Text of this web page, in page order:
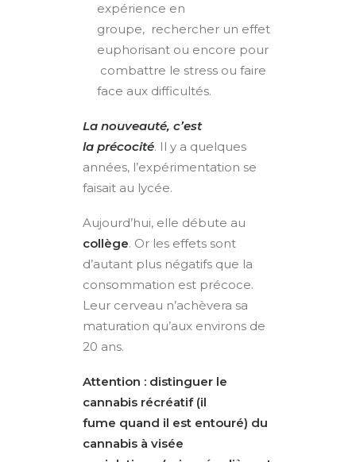
expérience en
groupe, rechercher un effet
euphorisant ou encore pour
combattre le stress ou faire
face aux difficultés.
La nouveauté, c’est
la précocité. Il y a quelques
années, l’expérimentation se
faisait au lycée.
Aujourd’hui, elle débute au
collège. Or les effets sont
d’autant plus négatifs que la
consommation est précoce.
Leur cerveau n’achèvera sa
maturation qu’aux environs de
20 ans.
Attention : distinguer le
cannabisrécréatif(il
fume quand il est entouré) du
cannabis à visée